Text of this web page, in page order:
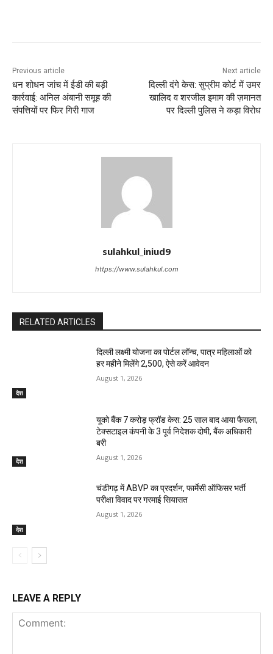
Previous article
धन शोधन जांच में ईडी की बड़ी
कार्रवाई: अनिल अंबानी समूह की
संपत्तियों पर फिर गिरी गाज
Next article
दिल्ली दंगे केस: सुप्रीम कोर्ट में उमर
खालिद व शरजील इमाम की ज़मानत
पर दिल्ली पुलिस ने कड़ा विरोध
sulahkul_iniud9
https://www.sulahkul.com
RELATED ARTICLES
देश
दिल्ली लक्ष्मी योजना का पोर्टल लॉन्च, पात्र महिलाओं को
हर महीने मिलेंगे ₹2,500, ऐसे करें आवेदन
August 1, 2026
देश
यूको बैंक 7 करोड़ फ्रॉड केस: 25 साल बाद आया फैसला,
टेक्सटाइल कंपनी के 3 पूर्व निदेशक दोषी, बैंक अधिकारी
बरी
August 1, 2026
देश
चंडीगढ़ में ABVP का प्रदर्शन, फार्मेसी ऑफिसर भर्ती
परीक्षा विवाद पर गरमाई सियासत
August 1, 2026
LEAVE A REPLY